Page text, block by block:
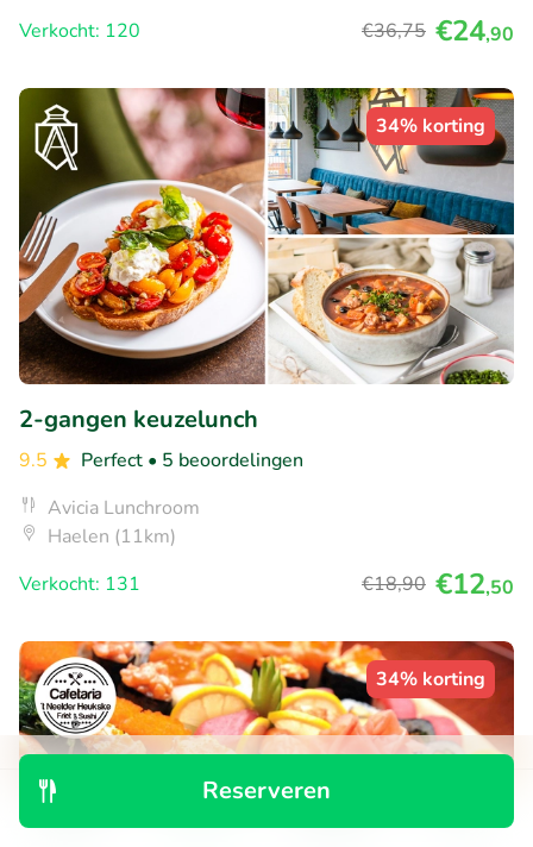
Reserveren
Verkocht: 120
€36,75 €24,90
34% korting
2-gangen keuzelunch
9.5 Perfect • 5 beoordelingen
Avicia Lunchroom
Haelen (11km)
Verkocht: 131
€18,90 €12,50
34% korting